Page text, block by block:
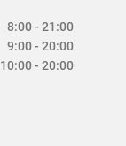
8:00 - 21:00
9:00 - 20:00
10:00 - 20:00